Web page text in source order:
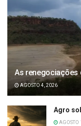
As renegociações
AGOSTO 4, 2026
Agro
AGOSTO